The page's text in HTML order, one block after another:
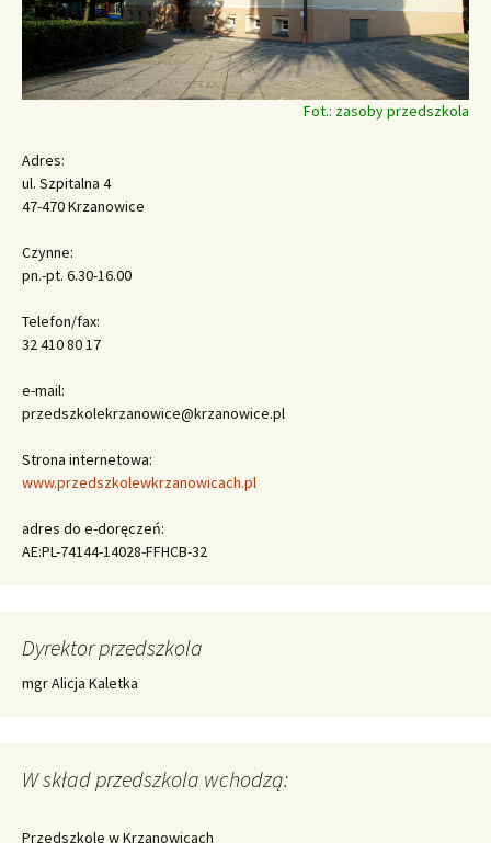
Fot.: zasoby przedszkola
Adres:
ul. Szpitalna 4
47-470 Krzanowice
Czynne:
pn.-pt. 6.30-16.00
Telefon/fax:
32 410 80 17
e-mail:
przedszkolekrzanowice@krzanowice.pl
Strona internetowa:
www.przedszkolewkrzanowicach.pl
adres do e-doręczeń:
AE:PL-74144-14028-FFHCB-32
Dyrektor przedszkola
mgr Alicja Kaletka
W skład przedszkola wchodzą:
Przedszkole w Krzanowicach